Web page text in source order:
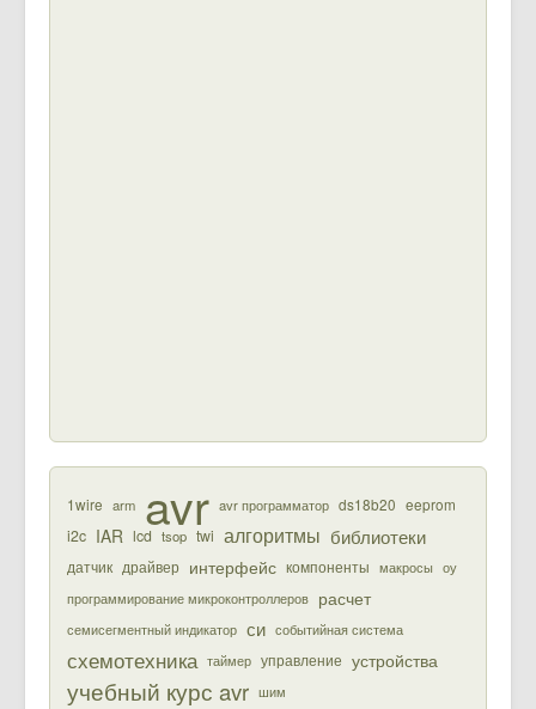
1wire arm avr avr программатор ds18b20 eeprom
i2c IAR lcd tsop twi алгоритмы библиотеки
датчик драйвер интерфейс компоненты макросы оу
программирование микроконтроллеров расчет
семисегментный индикатор си событийная система
схемотехника таймер управление устройства
учебный курс avr шим